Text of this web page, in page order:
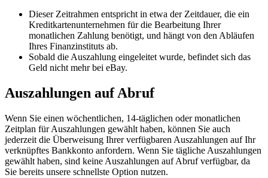
Dieser Zeitrahmen entspricht in etwa der Zeitdauer, die ein
Kreditkartenunternehmen für die Bearbeitung Ihrer
monatlichen Zahlung benötigt, und hängt von den Abläufen
Ihres Finanzinstituts ab.
Sobald die Auszahlung eingeleitet wurde, befindet sich das
Geld nicht mehr bei eBay.
Auszahlungen auf Abruf
Wenn Sie einen wöchentlichen, 14-täglichen oder monatlichen
Zeitplan für Auszahlungen gewählt haben, können Sie auch
jederzeit die Überweisung Ihrer verfügbaren Auszahlungen auf Ihr
verknüpftes Bankkonto anfordern. Wenn Sie tägliche Auszahlungen
gewählt haben, sind keine Auszahlungen auf Abruf verfügbar, da
Sie bereits unsere schnellste Option nutzen.